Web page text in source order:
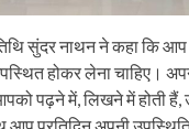
सुंदर नाथन ने कहा कि आप
होकर लेना चाहिए।
पढ़ने में, लिखने में होती हैं,